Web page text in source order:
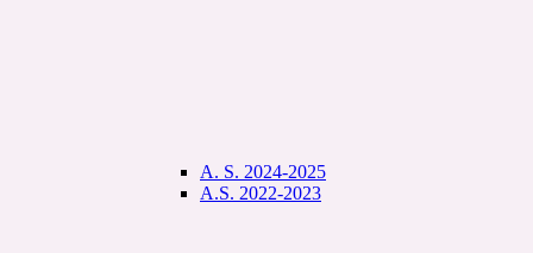
A. S. 2024-2025
A.S. 2022-2023